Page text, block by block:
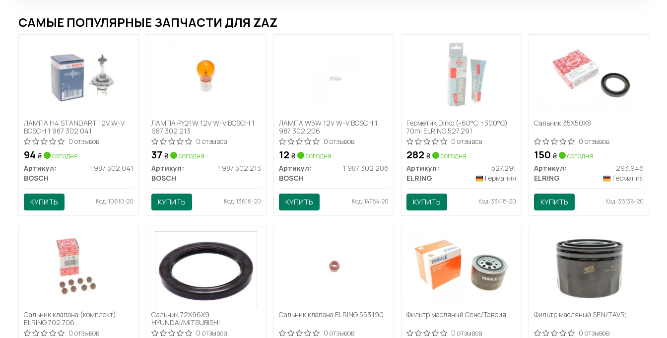
САМЫЕ ПОПУЛЯРНЫЕ ЗАПЧАСТИ ДЛЯ ZAZ
ЛАМПА H4 STANDART 12V W-V
BOSCH 1 987 302 041
0 отзывов
94 ₴
сегодня
Артикул:
1 987 302 041
BOSCH
КУПИТЬ Код: 10610-20
ЛАМПА PY21W 12V W-V BOSCH 1
987 302 213
0 отзывов
37 ₴
сегодня
Артикул:
1 987 302 213
BOSCH
КУПИТЬ Код: 13616-20
ЛАМПА W5W 12V W-V BOSCH 1
987 302 206
0 отзывов
12 ₴
сегодня
Артикул:
1 987 302 206
BOSCH
КУПИТЬ Код: 14784-20
Герметик Dirko (-60°C +300°C)
70ml ELRING 527.291
0 отзывов
282 ₴
сегодня
Артикул:
527.291
ELRING
Германия
КУПИТЬ Код: 33418-20
Сальник 35X50X8
0 отзывов
150 ₴
сегодня
Артикул:
293.946
ELRING
Германия
КУПИТЬ Код: 35136-20
Сальник клапана (комплект)
ELRING 702.706
0 отзывов
Сальник 72X96X9
HYUNDAI/MITSUBISHI
0 отзывов
Сальник клапана ELRING 553.190
0 отзывов
Фильтр масляный Сенс/Таврия;
0 отзывов
Фильтр масляный SEN/TAVR;
0 отзывов